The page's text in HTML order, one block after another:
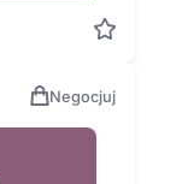
Negocjuj